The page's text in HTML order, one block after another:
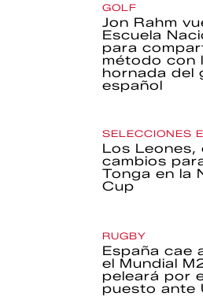
GOLF
Jon Rahm
Escuela
para
método con
hornada del
español
SELECCIONES
Los Leones,
cambios
Tonga en la
Cup
RUGBY
España cae
el Mundial
peleará por
puesto ante